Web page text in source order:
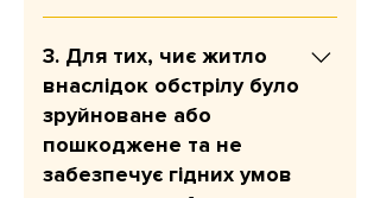
розрахована на шість місяців.
Мета: закрити базові витрати в
перші місяці після евакуації;
допомогти адаптуватися на
новому місці. Сума допомоги: 12
300 грн на людину (одноразово).
У разі відповідності критеріям
3. Для тих, чиє житло
внаслідок обстрілу було
зруйноване або
пошкоджене та не
забезпечує гідних умов